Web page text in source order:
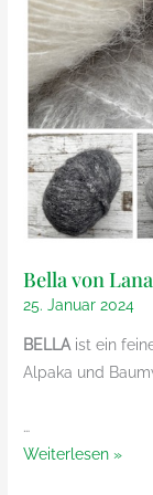
Bella von
25. Januar 2024
BELLA ist ein
Alpaka und
…
Bella
Weiterlesen »